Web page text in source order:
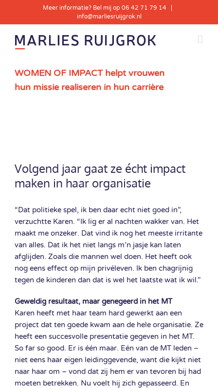
Meer informatie? Bel mij op 06 42 71 79 14
info@marliesruijgrok.nl
WOMEN OF IMPACT helpt vrouwen
hun missie realiseren in hun carrière
Larger
Image
Volgend jaar gaat ze écht impact
maken in haar organisatie
“Dat politieke spel, ik ben daar echt niet goed in”,
verzuchtte Karen. “Ik lig er al nachten wakker van. Het
maakt me onzeker. Dat vind ik nog het meeste irritante
van alles. Dat ik het niet langs m’n jasje kan laten
afglijden. Zoals die mannen wel doen. Het heeft ook
nog eens effect op mijn privéleven. Ik ben chagrijnig
tegen de kinderen dan dat is wel het laatste wat ik wil.”
Geweldig resultaat, maar genegeerd in het MT
Karen heeft met haar team hard gewerkt aan een
project dat ten goede kwam aan de hele organisatie. Ze
heeft een succesvolle presentatie gegeven in het MT.
So far so good. Er is één maar. Eén van de MT leden –
niet eens haar eigen leidinggevende, want die kijkt niet
naar haar om – vond dat zij hem er van tevoren bij had
moeten betrekken. Nu voelt hij zich gepasseerd. En